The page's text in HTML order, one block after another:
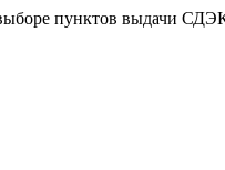
пунктов выдачи